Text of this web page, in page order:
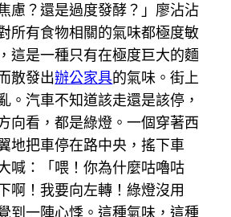
慮？還是過度發酵？」廖沾沾
所有食物相關的氣味都極度敏
這是一種只有在極度巨大的麵
散發出辦公家具的氣味。街上
。汽車不知道該走還是該停，
向看，都是綠燈。一個穿著西
地把車停在路中央，搖下車
喊：「喂！你為什麼咕嚕咕
啊！我要向左轉！綠燈沒用
到一陣心悸。這種氣味，這種